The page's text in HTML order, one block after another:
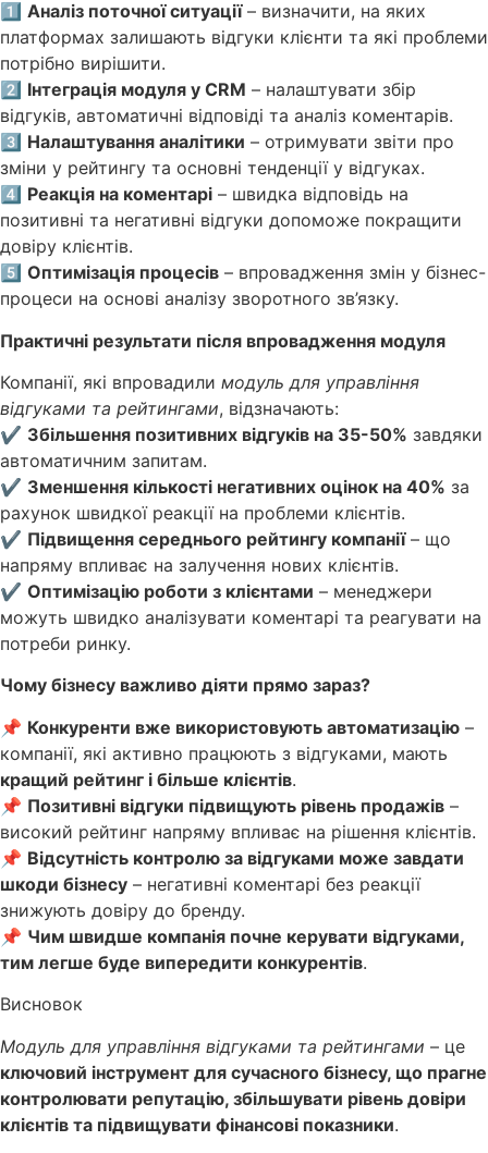
1️⃣ Аналіз поточної ситуації– визначити, на яких
платформах залишають відгуки клієнти та які проблеми
потрібно вирішити.
2️⃣ Інтеграція модуля у CRM – налаштувати збір
відгуків, автоматичні відповіді та аналіз коментарів.
3️⃣ Налаштування аналітики – отримувати звіти про
зміни у рейтингу та основні тенденції у відгуках.
4️⃣ Реакція на коментарі – швидка відповідь на
позитивні та негативні відгуки допоможе покращити
довіру клієнтів.
5️⃣ Оптимізація процесів – впровадження змін у бізнес-
процеси на основі аналізу зворотного зв’язку.
Практичні результати після впровадження модуля
Компанії, які впровадили модуль для управління
відгуками та рейтингами, відзначають:
✔ Збільшення позитивних відгуків на 35-50% завдяки
автоматичним запитам.
✔ Зменшення кількості негативних оцінок на 40% за
рахунок швидкої реакції на проблеми клієнтів.
✔ Підвищення середнього рейтингу компанії– що
напряму впливає на залучення нових клієнтів.
✔ Оптимізацію роботи з клієнтами – менеджери
можуть швидко аналізувати коментарі та реагувати на
потреби ринку.
Чому бізнесу важливо діяти прямо зараз?
📌 Конкуренти вже використовують автоматизацію –
компанії, які активно працюють з відгуками, мають
кращий рейтинг і більше клієнтів.
📌 Позитивні відгуки підвищують рівень продажів –
високий рейтинг напряму впливає на рішення клієнтів.
📌 Відсутність контролю за відгуками може завдати
шкоди бізнесу – негативні коментарі без реакції
знижують довіру до бренду.
📌 Чим швидше компанія почне керувати відгуками,
тим легше буде випередити конкурентів.
Висновок
Модуль для управління відгуками та рейтингами – це
ключовий інструмент для сучасного бізнесу, що прагне
контролювати репутацію, збільшувати рівень довіри
клієнтів та підвищувати фінансові показники.